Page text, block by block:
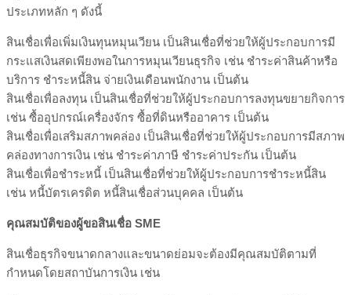
ประเภทหลัก ๆ ดังนี้
สินเชื่อเพื่อเพิ่มเงินทุนหมุนเวียน เป็นสินเชื่อที่ช่วยให้ผู้ประกอบการมี
กระแสเงินสดเพียงพอในการหมุนเวียนธุรกิจ เช่น ชำระค่าสินค้าหรือ
บริการ ชำระหนี้สิน จ่ายเงินเดือนพนักงาน เป็นต้น
สินเชื่อเพื่อลงทุน เป็นสินเชื่อที่ช่วยให้ผู้ประกอบการลงทุนขยายกิจการ
เช่น ซื้ออุปกรณ์เครื่องจักร ซื้อที่ดินหรืออาคาร เป็นต้น
สินเชื่อเพื่อเสริมสภาพคล่อง เป็นสินเชื่อที่ช่วยให้ผู้ประกอบการมีสภาพ
คล่องทางการเงิน เช่น ชำระค่าภาษี ชำระค่าประกัน เป็นต้น
สินเชื่อเพื่อชำระหนี้ เป็นสินเชื่อที่ช่วยให้ผู้ประกอบการชำระหนี้สิน
เช่น หนี้บัตรเครดิต หนี้สินเชื่อส่วนบุคคล เป็นต้น
คุณสมบัติของผู้ขอสินเชื่อ SME
สินเชื่อธุรกิจขนาดกลางและขนาดย่อมจะต้องมีคุณสมบัติตามที่
กำหนดโดยสถาบันการเงิน เช่น